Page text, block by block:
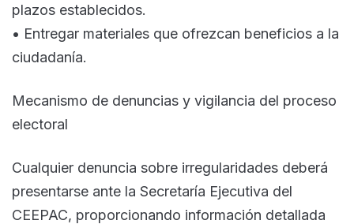
plazos establecidos.
• Entregar materiales que ofrezcan beneficios a la
ciudadanía.
Mecanismo de denuncias y vigilancia del proceso
electoral
Cualquier denuncia sobre irregularidades deberá
presentarse ante la Secretaría Ejecutiva del
CEEPAC, proporcionando información detallada